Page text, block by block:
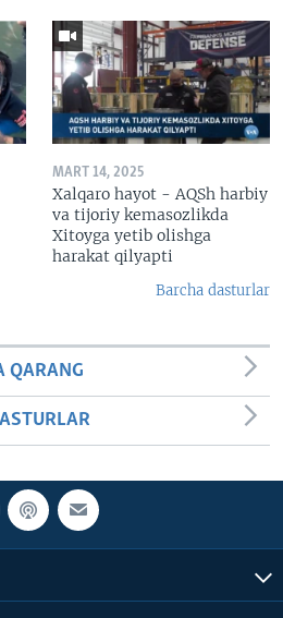
MART 14, 2025
Xalqaro hayot - AQSh harbiy
va tijoriy kemasozlikda
Xitoyga yetib olishga
harakat qilyapti
Barcha dasturlar
QARANG